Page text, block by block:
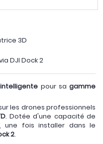
3D
DJI Dock 2
pour sagamme
les drones professionnels
. Dotée d'une capacité de
fois installer dans le
2.